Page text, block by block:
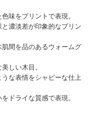
味をプリントで表現。
濃淡差が印象的なプリン
間を品のあるウォームグ
しい木目。
な表情をシャビーな仕上
ドライな質感で表現。